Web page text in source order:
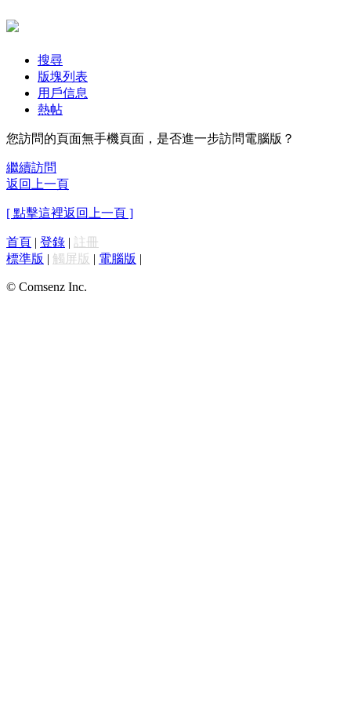
搜尋
版塊列表
用戶信息
熱帖
您訪問的頁面無手機頁面，是否進一步訪問電腦版？
繼續訪問
返回上一頁
[ 點擊這裡返回上一頁 ]
首頁 | 登錄 | 註冊
標準版 | 觸屏版 | 電腦版 |
© Comsenz Inc.